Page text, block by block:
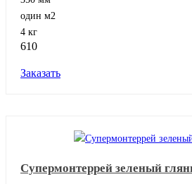
один м2
4 кг
610
Заказать
Супермонтеррей зеленый